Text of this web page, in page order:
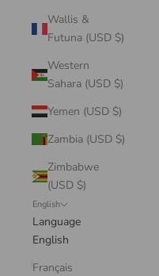
Wallis &
Futuna (USD $)
Western
Sahara (USD $)
Yemen (USD $)
Zambia (USD $)
Zimbabwe
(USD $)
English
Language
English
Français